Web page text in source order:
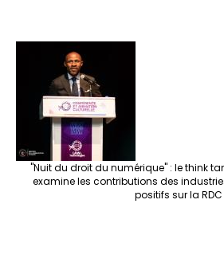
"Nuit du droit du numérique" : le think
examine les contributions des
positifs sur la RDC